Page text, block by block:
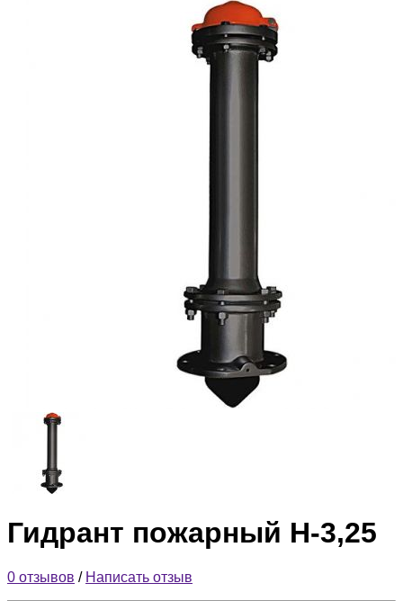
Гидрант пожарный Н-3,25
0 отзывов / Написать отзыв